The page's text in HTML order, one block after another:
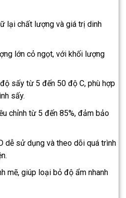
lại chất lượng và giá trị dinh
lớn cỏ ngọt, với khối lượng
sấy từ 5 đến 50 độ C, phù hợp
sấy.
chỉnh từ 5 đến 85%, đảm bảo
dễ sử dụng và theo dõi quá trình
mẽ, giúp loại bỏ độ ẩm nhanh